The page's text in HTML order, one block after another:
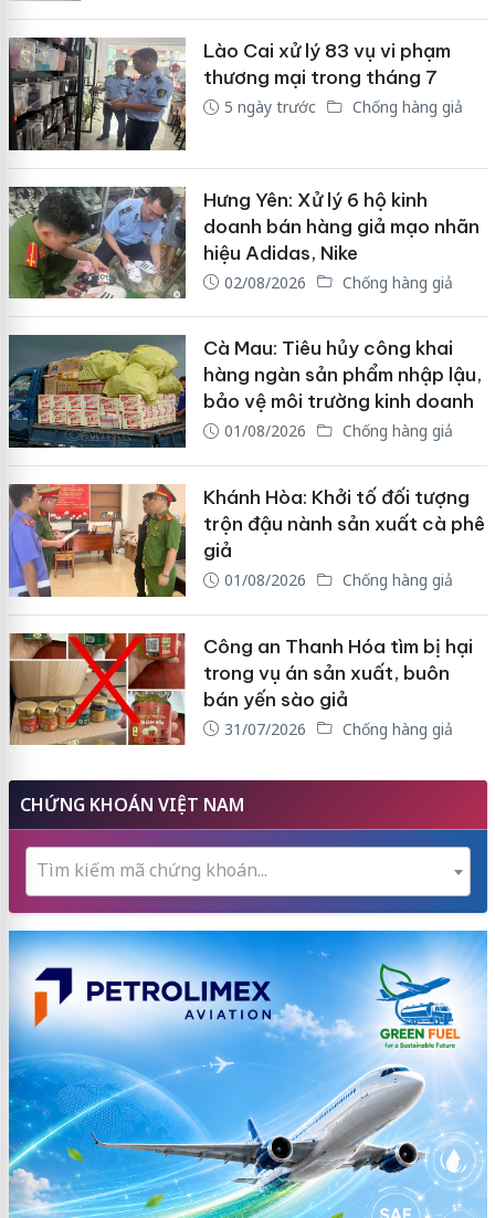
Lào Cai xử lý 83 vụ vi phạm
thương mại trong tháng 7
5 ngày trước Chống hàng giả
Hưng Yên: Xử lý 6 hộ kinh
doanh bán hàng giả mạo nhãn
hiệu Adidas, Nike
02/08/2026 Chống hàng giả
Cà Mau: Tiêu hủy công khai
hàng ngàn sản phẩm nhập lậu,
bảo vệ môi trường kinh doanh
01/08/2026 Chống hàng giả
Khánh Hòa: Khởi tố đối tượng
trộn đậu nành sản xuất cà phê
giả
01/08/2026 Chống hàng giả
Công an Thanh Hóa tìm bị hại
trong vụ án sản xuất, buôn
bán yến sào giả
31/07/2026 Chống hàng giả
CHỨNG KHOÁN VIỆT NAM
Tìm kiếm mã chứng khoán...